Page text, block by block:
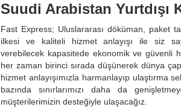
Suudi Arabistan Yurtdışı
Fast Express; Uluslararası döküman, paket
ilkesi ve kaliteli hizmet anlayışı ile siz
verebilecek kapasitede ekonomik ve güvenli
her zaman birinci sırada düşünerek dünya
hizmet anlayışımızla harmanlayıp ulaştırma
bazında sınırlarımızı daha da
müşterilerimizin desteğiyle ulaşacağız.